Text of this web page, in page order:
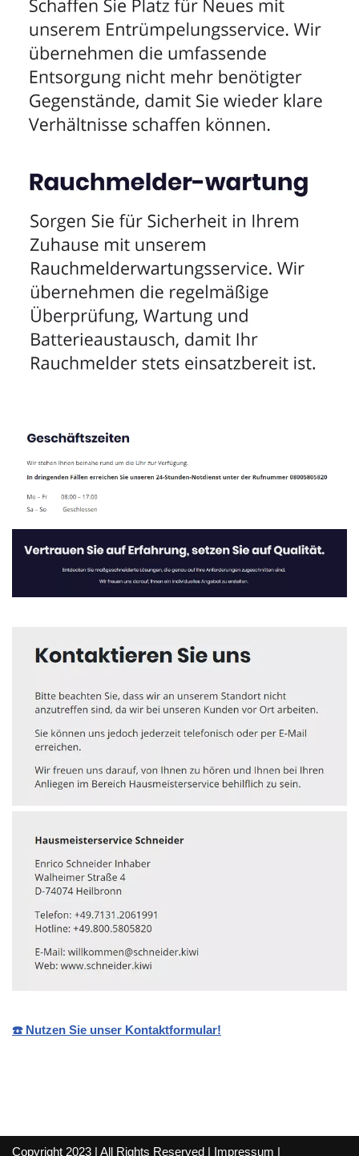
☎️ Nutzen Sie unser Kontaktformular!
Copyright 2023 | All Rights Reserved | Impressum |